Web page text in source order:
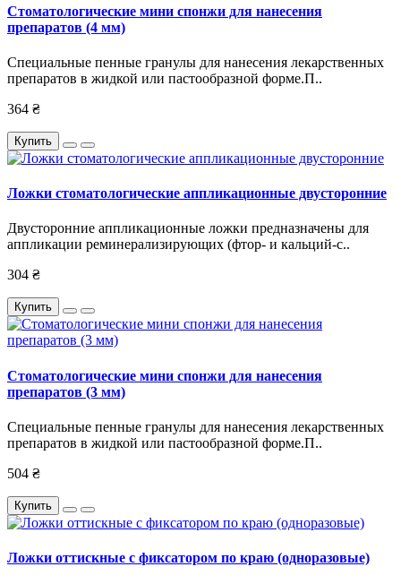
Стоматологические мини спонжи для нанесения
препаратов (4 мм)
Специальные пенные гранулы для нанесения лекарственных
препаратов в жидкой или пастообразной форме.П..
364 ₴
Купить
Ложки стоматологические аппликационные двусторонние
Двусторонние аппликационные ложки предназначены для
аппликации реминерализирующих (фтор- и кальций-с..
304 ₴
Купить
Стоматологические мини спонжи для нанесения
препаратов (3 мм)
Специальные пенные гранулы для нанесения лекарственных
препаратов в жидкой или пастообразной форме.П..
504 ₴
Купить
Ложки оттискные с фиксатором по краю (одноразовые)